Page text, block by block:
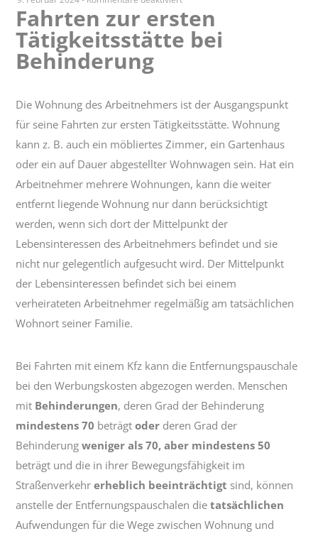
Fahrten
zur
ersten
Fahrten zur ersten
Tätigkeitsstätte bei
Behinderung
Die Wohnung des Arbeitnehmers ist der Ausgangspunkt
für seine Fahrten zur ersten Tätigkeitsstätte. Wohnung
kann z. B. auch ein möbliertes Zimmer, ein Gartenhaus
oder ein auf Dauer abgestellter Wohnwagen sein. Hat ein
Arbeitnehmer mehrere Wohnungen, kann die weiter
entfernt liegende Wohnung nur dann berücksichtigt
werden, wenn sich dort der Mittelpunkt der
Lebensinteressen des Arbeitnehmers befindet und sie
nicht nur gelegentlich aufgesucht wird. Der Mittelpunkt
der Lebensinteressen befindet sich bei einem
verheirateten Arbeitnehmer regelmäßig am tatsächlichen
Wohnort seiner Familie.
Bei Fahrten mit einem Kfz kann die Entfernungspauschale
bei den Werbungskosten abgezogen werden. Menschen
mit Behinderungen, deren Grad der Behinderung
mindestens 70 beträgtoder deren Grad der
Behinderungweniger als 70, aber mindestens 50
beträgt und die in ihrer Bewegungsfähigkeit im
Straßenverkehrerheblich beeinträchtigt sind, können
anstelle der Entfernungspauschalen dietatsächlichen
Aufwendungen für die Wege zwischen Wohnung und